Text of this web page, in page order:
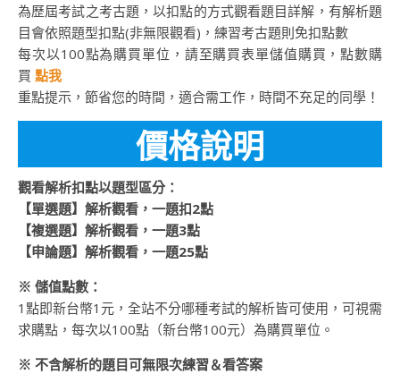
為歷屆考試之考古題，以扣點的方式觀看題目詳解，有解析題
目會依照題型扣點(非無限觀看)，練習考古題則免扣點數
每次以100點為購買單位，請至購買表單儲值購買，點數購
買 點我
重點提示，節省您的時間，適合需工作，時間不充足的同學！
價格說明
觀看解析扣點以題型區分：
【單選題】解析觀看，一題扣2點
【複選題】 解析觀看， 一題3點
【申論題】解析觀看， 一題25點
※ 儲值點數：
1點即新台幣1元，全站不分哪種考試的解析皆可使用，可視需
求購點，每次以100點（新台幣100元）為購買單位。
※ 不含解析的題目可無限次練習＆看答案